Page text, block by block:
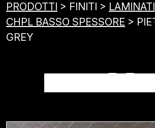
PRODOTTI > FINITI > LAMINATI
CHPL BASSO SPESSORE >
GREY
PULPIS